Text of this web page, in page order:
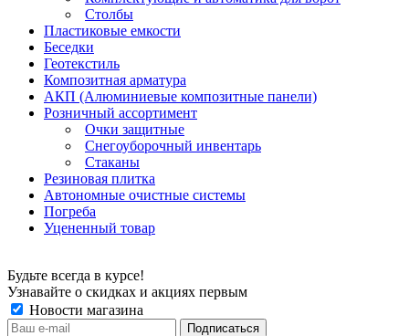
Столбы
Пластиковые емкости
Беседки
Геотекстиль
Композитная арматура
АКП (Алюминиевые композитные панели)
Розничный ассортимент
Очки защитные
Снегоуборочный инвентарь
Стаканы
Резиновая плитка
Автономные очистные системы
Погреба
Уцененный товар
Будьте всегда в курсе!
Узнавайте о скидках и акциях первым
Новости магазина